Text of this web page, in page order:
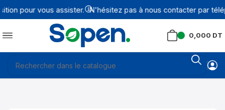
pour vous assister. N'hésitez pas à nous contacter par
0,000 DT